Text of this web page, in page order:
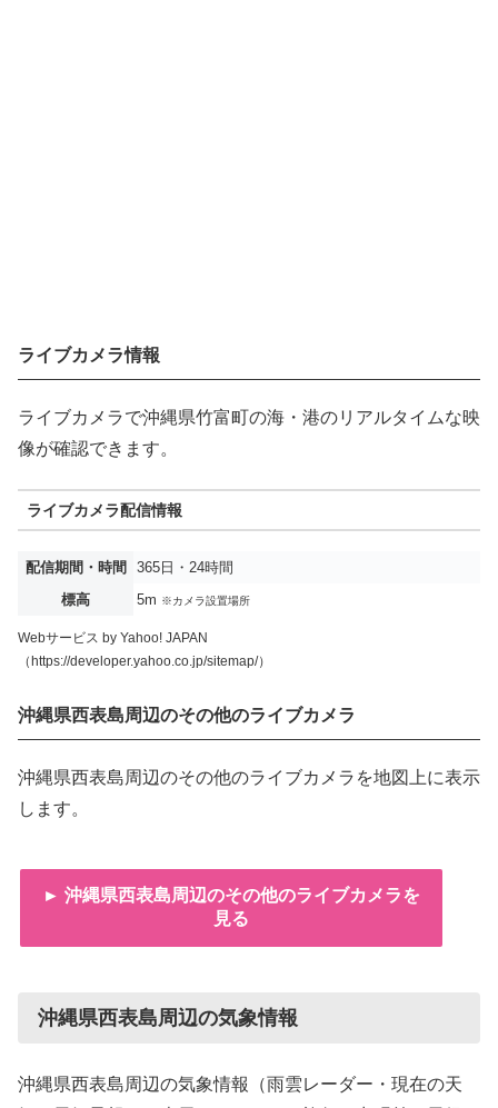
ライブカメラ情報
ライブカメラで沖縄県竹富町の海・港のリアルタイムな映
像が確認できます。
ライブカメラ配信情報
配信期間・時間
365日・24時間
標高
5m ※カメラ設置場所
Webサービス by Yahoo! JAPAN
（https://developer.yahoo.co.jp/sitemap/）
沖縄県西表島周辺のその他のライブカメラ
沖縄県西表島周辺のその他のライブカメラを地図上に表示
します。
► 沖縄県西表島周辺のその他のライブカメラを
見る
沖縄県西表島周辺の気象情報
沖縄県西表島周辺の気象情報（雨雲レーダー・現在の天